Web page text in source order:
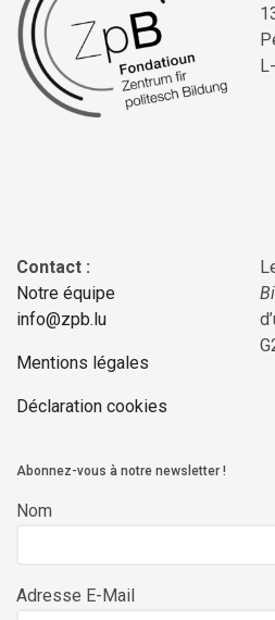
Contact :
Notre équipe
info@zpb.lu
Mentions légales
Déclaration cookies
Abonnez-vous à notre newsletter !
Nom
Adresse E-Mail